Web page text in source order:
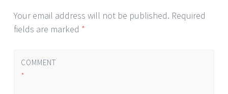
Your email address will not be published. Required
fields are marked *
COMMENT
*